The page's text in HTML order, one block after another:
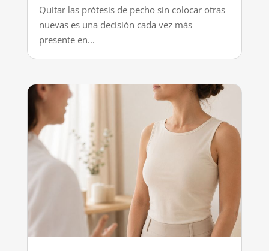
Quitar las prótesis de pecho sin colocar otras
nuevas es una decisión cada vez más
presente en...